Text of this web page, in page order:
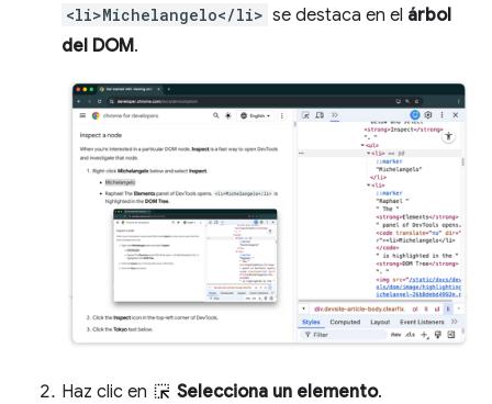
<li>Michelangelo</li> se destaca en el árbol
del DOM.
Haz clic en Selecciona un elemento.